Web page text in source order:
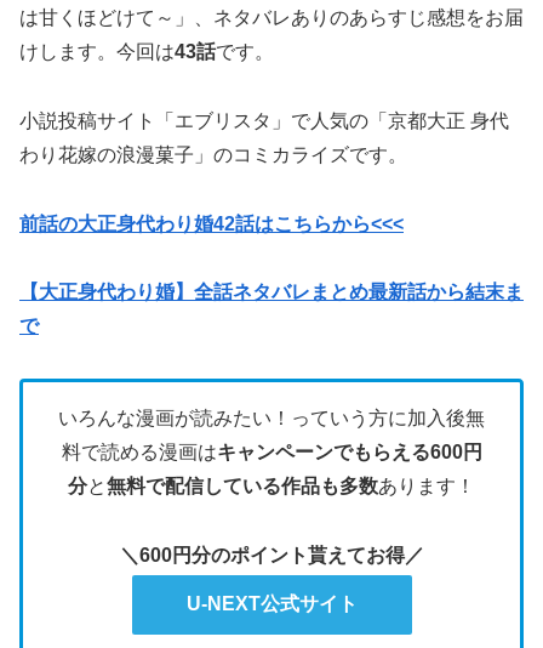
は甘くほどけて～」、ネタバレありのあらすじ感想をお届
けします。今回は43話です。
小説投稿サイト「エブリスタ」で人気の「京都大正 身代
わり花嫁の浪漫菓子」のコミカライズです。
前話の大正身代わり婚42話はこちらから<<<
【大正身代わり婚】全話ネタバレまとめ最新話から結末ま
で
いろんな漫画が読みたい！っていう方に加入後無
料で読める漫画はキャンペーンでもらえる600円
分と無料で配信している作品も多数あります！
＼600円分のポイント貰えてお得／
U-NEXT公式サイト